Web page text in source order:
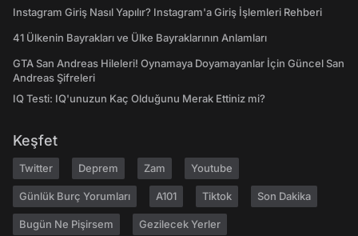
Instagram Giriş Nasıl Yapılır? Instagram'a Giriş İşlemleri Rehberi
41 Ülkenin Bayrakları ve Ülke Bayraklarının Anlamları
GTA San Andreas Hileleri! Oynamaya Doyamayanlar İçin Güncel San
Andreas Şifreleri
IQ Testi: IQ'unuzun Kaç Olduğunu Merak Ettiniz mi?
Keşfet
Twitter Deprem Zam Youtube
Günlük Burç Yorumları A101 Tiktok Son Dakika
Bugün Ne Pişirsem Gezilecek Yerler